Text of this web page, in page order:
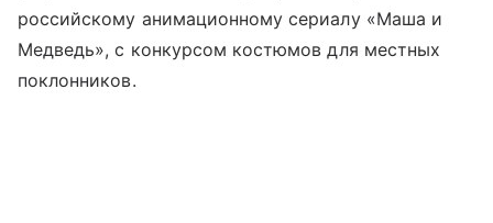
российскому анимационному сериалу «Маша и
Медведь», с конкурсом костюмов для местных
поклонников.